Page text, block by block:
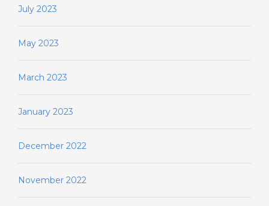
July 2023
May 2023
March 2023
January 2023
December 2022
November 2022